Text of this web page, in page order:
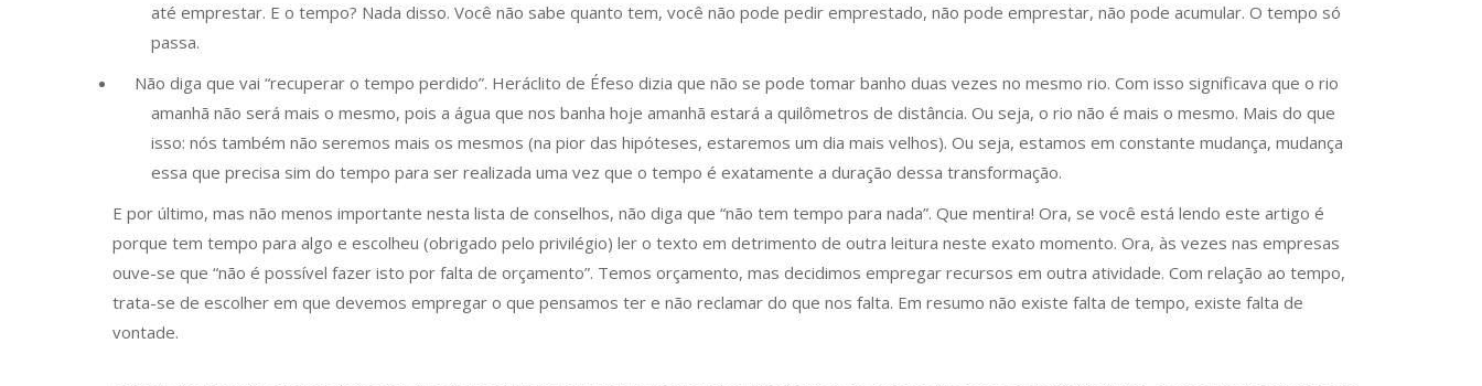
até emprestar. E o tempo? Nada disso. Você não sabe quanto tem, você não pode pedir emprestado, não pode emprestar, não pode acumular. O tempo só
passa.
Não diga que vai “recuperar o tempo perdido”. Heráclito de Éfeso dizia que não se pode tomar banho duas vezes no mesmo rio. Com isso significava que o rio
amanhã não será mais o mesmo, pois a água que nos banha hoje amanhã estará a quilômetros de distância. Ou seja, o rio não é mais o mesmo. Mais do que
isso: nós também não seremos mais os mesmos (na pior das hipóteses, estaremos um dia mais velhos). Ou seja, estamos em constante mudança, mudança
essa que precisa sim do tempo para ser realizada uma vez que o tempo é exatamente a duração dessa transformação.
E por último, mas não menos importante nesta lista de conselhos, não diga que “não tem tempo para nada”. Que mentira! Ora, se você está lendo este artigo é
porque tem tempo para algo e escolheu (obrigado pelo privilégio) ler o texto em detrimento de outra leitura neste exato momento. Ora, às vezes nas empresas
ouve-se que “não é possível fazer isto por falta de orçamento”. Temos orçamento, mas decidimos empregar recursos em outra atividade. Com relação ao tempo,
trata-se de escolher em que devemos empregar o que pensamos ter e não reclamar do que nos falta. Em resumo não existe falta de tempo, existe falta de
vontade.